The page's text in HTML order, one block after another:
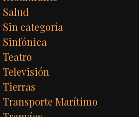
Salud
Sin categoría
Sinfónica
Teatro
Televisión
Tierras
Transporte Marítimo